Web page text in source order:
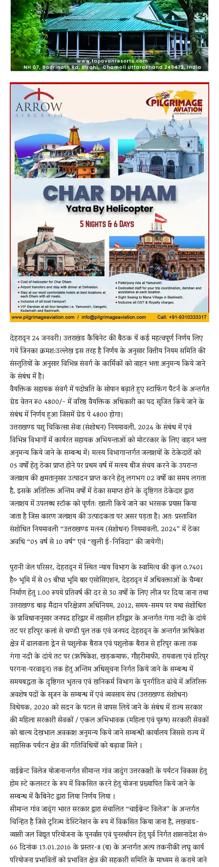
देहरादून 24 जनवरी। उत्तराखंड कैबिनेट की बैठक यें कई महत्वपूर्ण निर्णय लिए
गये जिनका क्रमश:उल्लेख इस तरह है निर्णय के अनुसार वित्तीय नियम समिति की
संस्तुतियों के अनुसार विभिन्न संवर्ग के कार्मिकों को वाहन भत्ता अनुमन्य किये जाने
के संबंध में है।
वैयक्तिक सहायक संवर्ग में पदोन्नति के सोपान बढ़ाते हुए स्टाफिंग पैटर्न के अन्तर्गत
ग्रेड वेतन रू0 4800/- में वरिष्ठ वैयक्तिक अधिकारी का पद सृजित किये जाने के
संबंध में‌ निर्णय हुआ जिसमें ग्रेड पे 4800 होगा।
उत्तराखण्ड पशु चिकित्सा सेवा (संशोधन) नियमावली, 2024 के संबंध में एवं
विभिन्न विभागों में कार्यरत सहायक अभियन्ताओं को मोटरकार के लिए वाहन भत्ता
अनुमन्य किये जाने के सम्बन्ध में। मत्स्य विभागान्तर्गत जलाशयों के ठेकेदारों को
05 वर्षों हेतु ठेका प्राप्त होने पर प्रथम वर्ष में मत्स्य बीज संचय करने के उपरान्त
जलाशय की क्षमतानुसार उत्पादन प्राप्त करने हेतु लगभग 02 वर्षों का समय लगता
है, इसके अतिरिक्त अन्तिम वर्षों में ठेका समाप्त होने के दृष्टिगत ठेकेदार द्वारा
जलाशय में उपलब्ध स्टॉक को पूर्णतः खाली किये जाने का भरसक प्रयास किया
जाता है जिस कारण जलाशय की उत्पादकता पर असर पड़ता है। अतः प्रस्तावित
संशोधित नियमावली “उत्तराखण्ड मत्स्य (संशोधन) नियमावली, 2024” में ठेका
अवधि “05 वर्ष से 10 वर्ष” एवं “खुली ई-निविदा” की जायेगी।
पुरानी जेल परिसर, देहरादून में स्थित न्याय विभाग के स्वामित्व की कुल 0.7401
है० भूमि में से 05 बीघा भूमि बार एसोसिएशन, देहरादून में अधिवक्ताओं के चैम्बर
निर्माण हेतु 1.00 रूपये प्रतिवर्ष की दर से 30 वर्षों के लिए लीज पर दिया जाना तथा
उत्तराखण्ड बाढ़ मैदान परिक्षेत्रण अधिनियम, 2012, समय-समय पर यथा संशोधित
के प्राविधानानुसार जनपद हरिद्वार में तहसील हरिद्वार के अन्तर्गत गंगा नदी के दांये
तट पर हरिपुर कलां से चण्डी पुल तक एवं जनपद देहरादून के अन्तर्गत ऋषिकेश
क्षेत्र में ढालवाला ड्रेन से पशुलोक बैराज एवं पशुलोक बैराज से हरिपुर कला तक
गंगा नदी के दांये तट पर (ऋषिकेश, खड़कमाफ, गौहरीमाफी, रायवाला एवं हरिपुर
परगना-परवादून) तक हेतु अन्तिम अधिसूचना निर्गत किये जाने के सम्बन्ध में
समयबद्धता के दृष्टिगत भूतत्व एवं खनिकर्म विभाग के पुनर्गठित ढांचे में अतिरिक्त
अवशेष पदों के सृजन के सम्बन्ध में एवं व्यवसाय संघ (उत्तराखण्ड संशोधन)
विधेयक, 2020 को सदन के पटल से वापस लिये जाने के संबंध में राज्य सरकार
की महिला सरकारी सेवकों / एकल अभिभावक (महिला एवं पुरूष) सरकारी सेवकों
को बाल्य देखभाल अवकाश अनुमन्य किये जाने सम्बन्धी कार्यालय जिससे राज्य में
सहासिक पर्यटन क्षेत्र की गतिविधियों को बढ़ावा मिले ।
वाईब्रेन्ट विलेज योजानान्तर्गत सीमान्त गांव जादुंग उत्तरकाशी के पर्यटन विकास हेतु
होम स्टे कलस्टर के रूप में विकसित करने हेतु योजना प्रख्यापित किये जाने के
सम्बन्ध में कैबिनेट द्वारा लिया निर्णय लिया ।
सीमान्त गांव जादूंग भारत सरकार द्वारा संचालित “चाईब्रेन्ट विलेज” के अन्तर्गत
चिन्हित है जिसे टूरिज्म डेस्टिनेशन के रूप में विकसित किया जाना है, लखवाड-
व्यासी जल विद्युत परियोजना के पुनर्वास एवं पुनर्स्थापन हेतु पूर्व निर्गत शासनादेश सं०
66 दिनांक 13.01.2016 के प्रस्तर-8 (ब) के अन्तर्गत अल्प तकनीकी लघु कार्य
परियोजना प्रभावितों को प्रभावित क्षेत्र की सहकारी समिति के माध्यम से कराये जाने